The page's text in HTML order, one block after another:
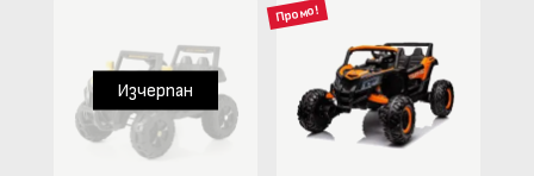
Изчерпан
Промо!